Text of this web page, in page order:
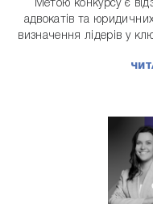
Метою конкурсу є
адвокатів та
визначення лідерів у